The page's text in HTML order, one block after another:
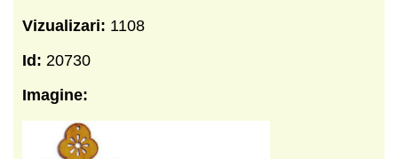
Vizualizari: 1108
Id: 20730
Imagine: